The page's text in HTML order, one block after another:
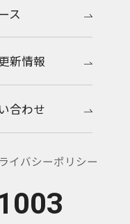
ス
新情報
合わせ
イバシーポリシー